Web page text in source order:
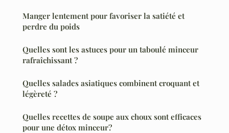
Manger lentement pour favoriser la satiété et
perdre du poids
Quelles sont les astuces pour un taboulé minceur
rafraîchissant ?
Quelles salades asiatiques combinent croquant et
légèreté ?
Quelles recettes de soupe aux choux sont efficaces
pour une détox minceur?